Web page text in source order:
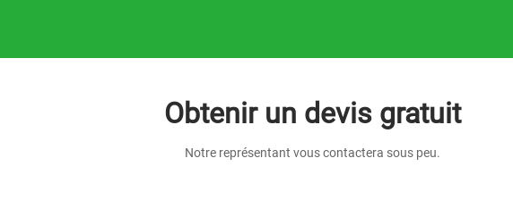
Obtenir un devis gratuit
Notre représentant vous contactera sous peu.